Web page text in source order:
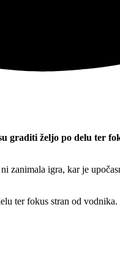
graditi željo po delu ter
zanimala igra, kar je
ter fokus stran od vodnika.